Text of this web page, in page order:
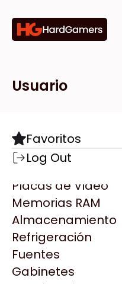
Categorías
Componentes
Motherboards
Microprocesadores
Placas de Video
Memorias RAM
Almacenamiento
Refrigeración
Fuentes
Gabinetes
Marcas
Todas las Marcas
AMD
AULA
Acer
Adata
AeroCool
Antec
Tiendas
Destacadas
Usuario
Favoritos
Log Out